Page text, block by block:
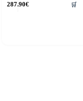
287.90€ 🛒